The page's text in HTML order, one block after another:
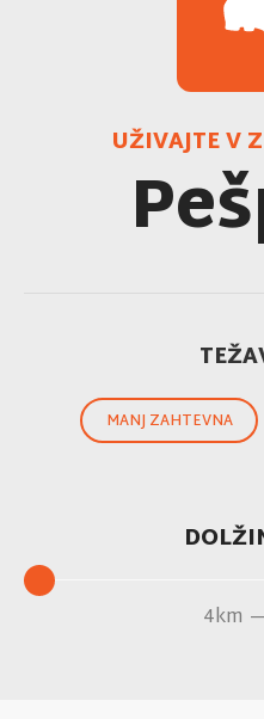
UŽIVAJTE V
MANJ ZAHTEVNA
4km —